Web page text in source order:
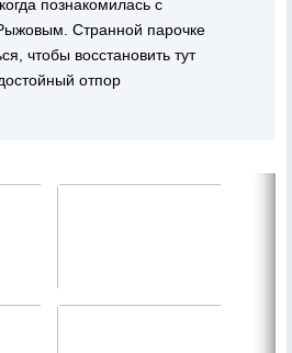
познакомилась с
Странной парочке
чтобы восстановить тут
отпор